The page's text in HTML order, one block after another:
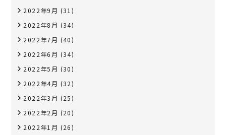
2022年9月 (31)
2022年8月 (34)
2022年7月 (40)
2022年6月 (34)
2022年5月 (30)
2022年4月 (32)
2022年3月 (25)
2022年2月 (20)
2022年1月 (26)